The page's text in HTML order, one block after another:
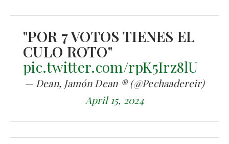
"POR 7 VOTOS TIENES EL
CULO ROTO"
pic.twitter.com/rpK5Irz8lU
— Dean, Jamón Dean ® (@Pechaadereir)
April 15, 2024